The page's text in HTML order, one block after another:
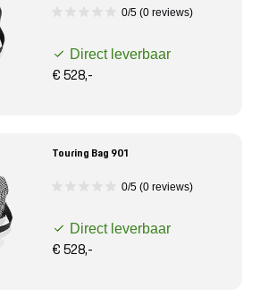
0/5 (0 reviews)
Direct leverbaar
€ 528,-
Touring Bag 901
0/5 (0 reviews)
Direct leverbaar
€ 528,-